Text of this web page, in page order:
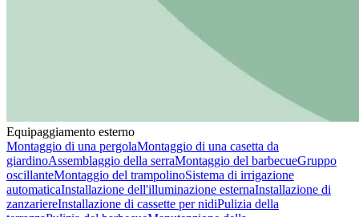
Equipaggiamento esterno
Montaggio di una pergolaMontaggio di una casetta da
giardinoAssemblaggio della serraMontaggio del barbecueGruppo
oscillanteMontaggio del trampolinoSistema di irrigazione
automaticaInstallazione dell'illuminazione esternaInstallazione di
zanzariereInstallazione di cassette per nidiPulizia della